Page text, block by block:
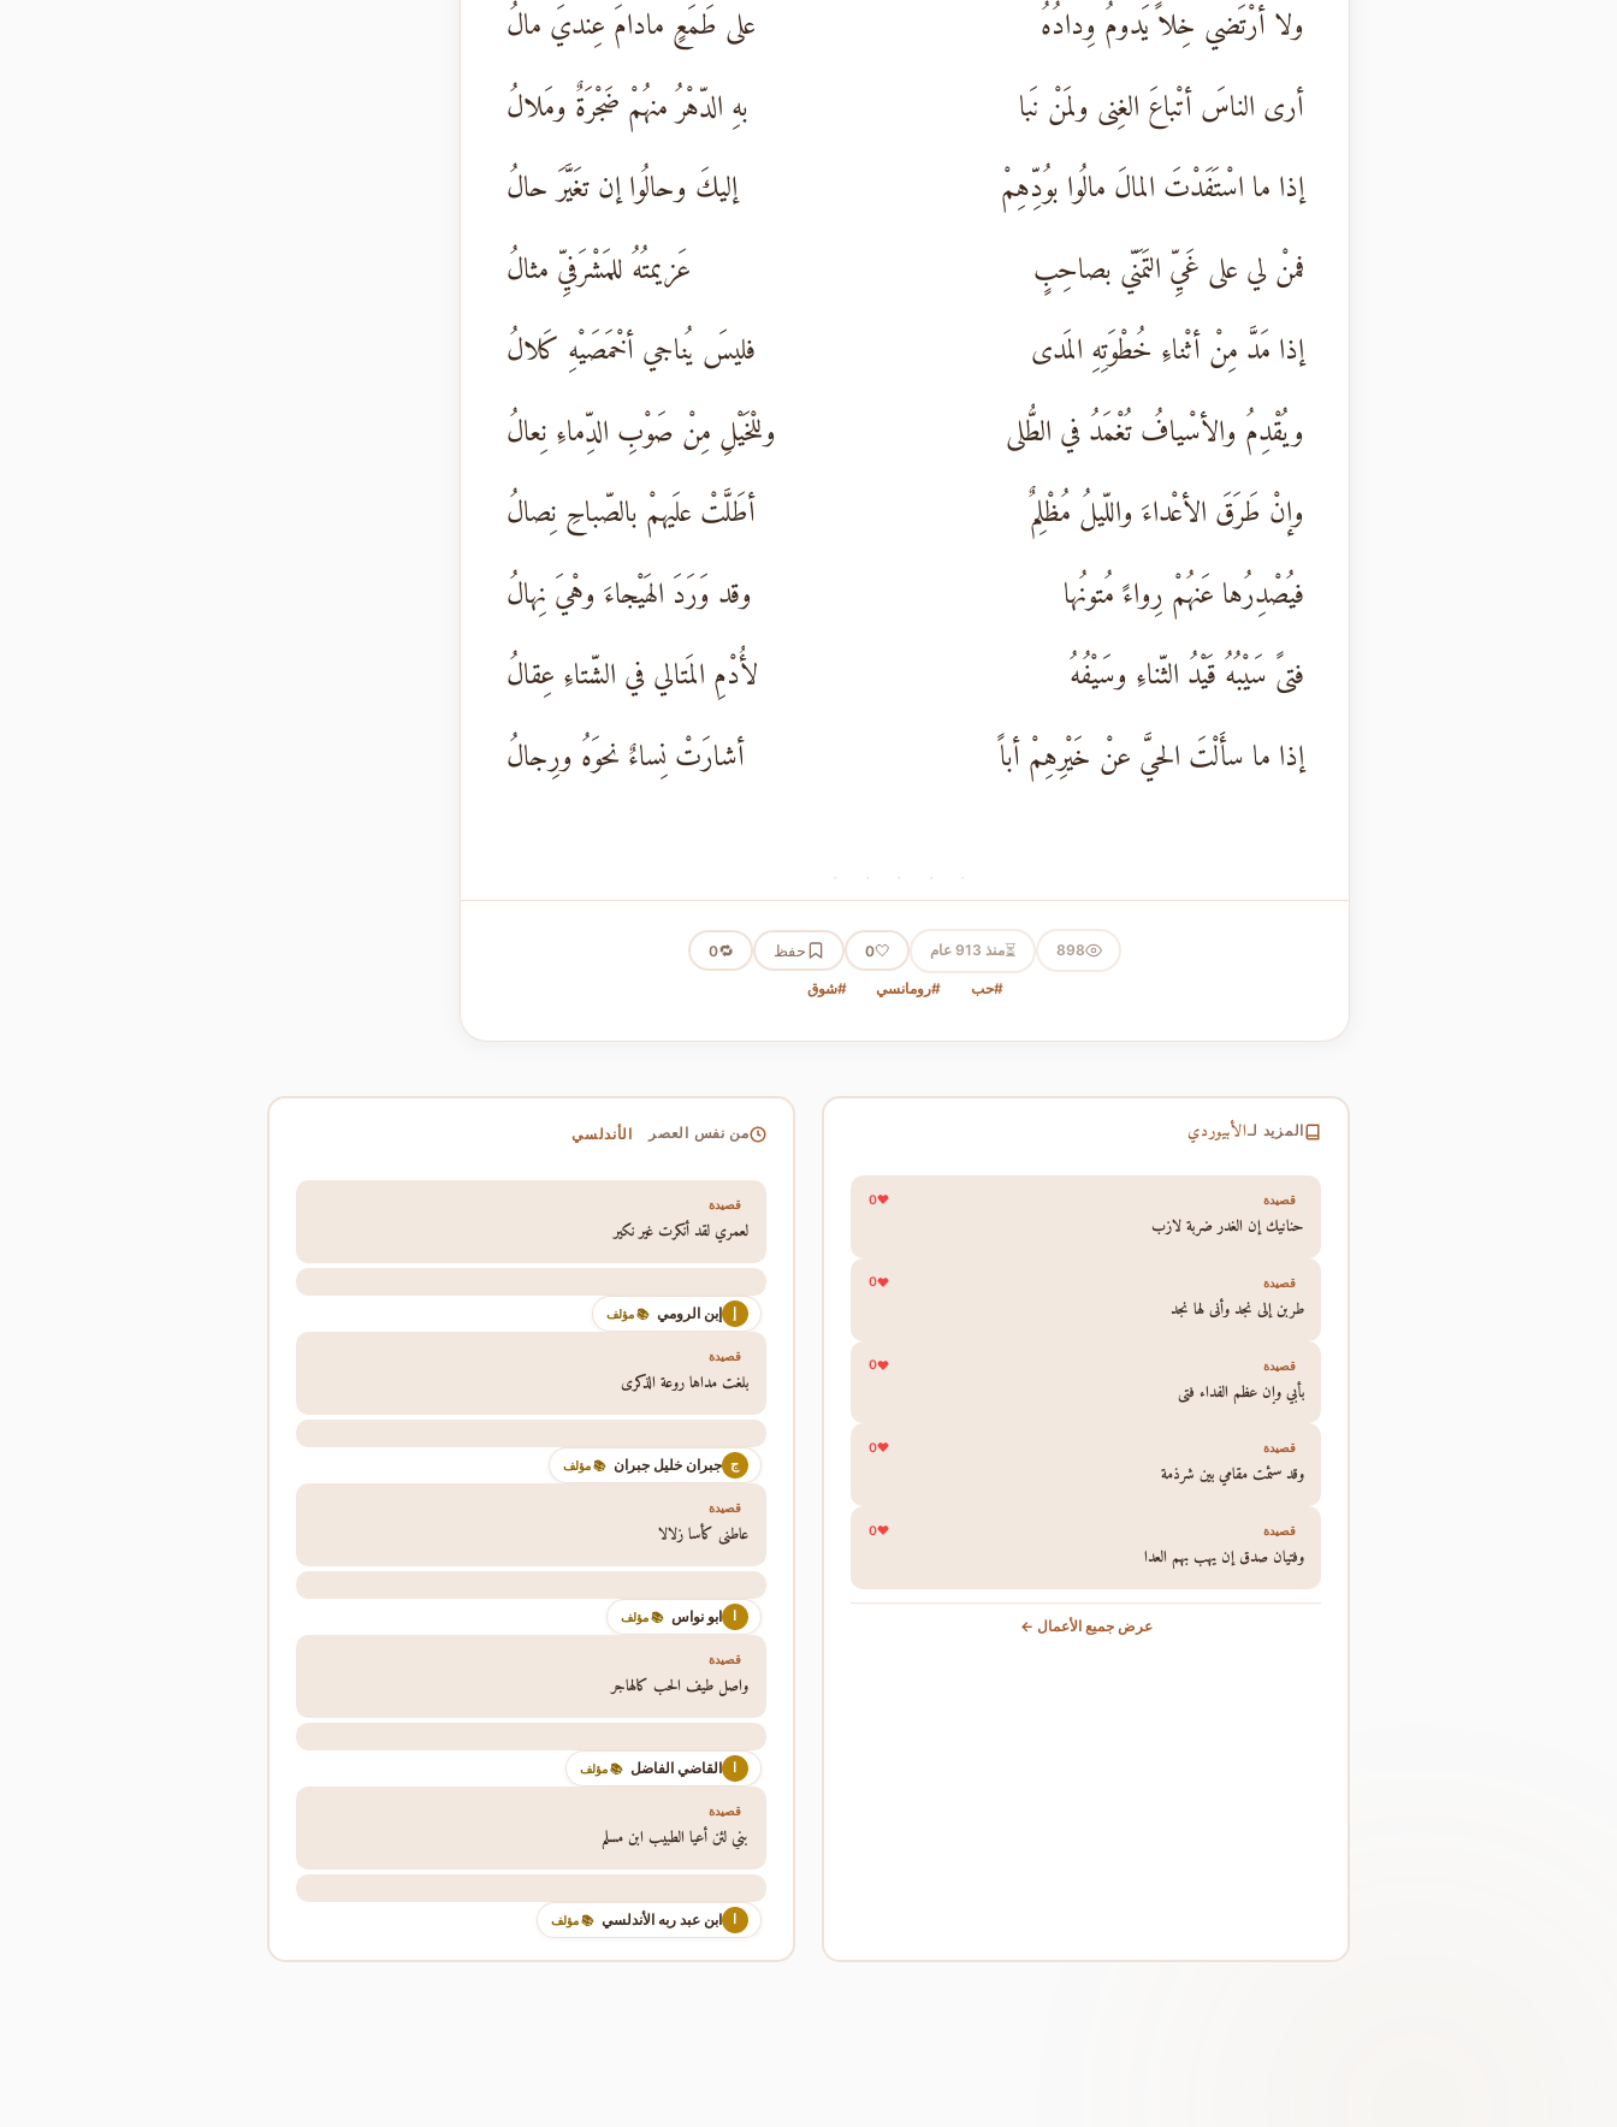
ولا أرْتَضي خِلاً يَدومُ وِدادُهُ
على طَمَعٍ مادامَ عِنديَ مالُ
أرى الناسَ أتْباعَ الغِنى ولمَنْ نَبا
بهِ الدّهْرُ منهُمْ ضَجْرَةٌ ومَلالُ
إذا ما اسْتَفَدْتَ المالَ مالُوا بوُدِّهِمْ
إليكَ وحالُوا إن تغَيَّرَ حالُ
فمنْ لي على غَيِّ التَمَنّي بصاحِبٍ
عَزيمتُهُ للمَشْرَفيِّ مثالُ
إذا مَدَّ مِنْ أثْناءِ خُطْوَتِهِ المَدى
فليسَ يُناجي أخْمَصَيْهِ كَلالُ
ويُقْدِمُ والأسْيافُ تُغْمَدُ في الطُّلى
وللْخَيْلِ مِنْ صَوْبِ الدِّماءِ نِعالُ
وإنْ طَرَقَ الأعْداءَ واللّيلُ مُظْلِمٌ
أطَلَّتْ علَيهمْ بالصّباحِ نِصالُ
فيُصْدِرُها عَنهُمْ رِواءً مُتونُها
وقد وَرَدَ الهَيْجاءَ وهْيَ نِهالُ
فتىً سَيْبُهُ قَيْدُ الثّناءِ وسَيْفُهُ
لأُدْمِ المَتالي في الشّتاءِ عِقالُ
إذا ما سأَلْتَ الحيَّ عنْ خَيْرِهِمْ أباً
أشارَتْ نِساءٌ نحوَهُ ورِجالُ
· · · · ·
898
⏳منذ 913 عام 🤍
0 حفظ 🔁
0
#حب #رومانسي #شوق
المزيد لـالأبيوردي
قصيدة 0
حنانيك إن الغدر ضربة لازب
قصيدة 0
طربن إلى نجد وأنى لها نجد
قصيدة 0
بأبي وإن عظم الفداء فتى
قصيدة 0
وقد سئمت مقامي بين شرذمة
قصيدة 0
وفتيان صدق إن يهب بهم العدا
عرض جميع الأعمال ←
من نفس العصر الأندلسي
قصيدة
لعمري لقد أنكرت غير نكير
إبن الرومي 📚 مؤلف
قصيدة
بلغت مداها روعة الذكرى
ج جبران خليل جبران 📚 مؤلف
قصيدة
عاطني كأسا زلالا
ابو نواس 📚 مؤلف
قصيدة
واصل طيف الحب كالهاجر
القاضي الفاضل 📚 مؤلف
قصيدة
بني لئن أعيا الطبيب ابن مسلم
ابن عبد ربه الأندلسي 📚 مؤلف